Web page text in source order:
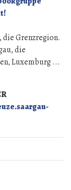
die Grenzregion.
die
Luxemburg ...